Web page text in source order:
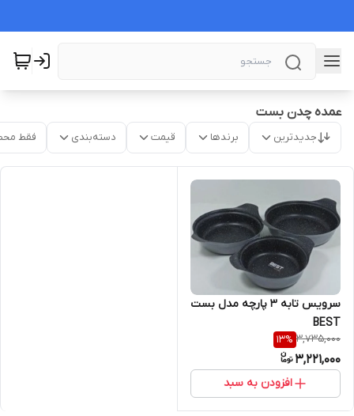
عمده چدن بست
جدیدترین برندها قیمت دسته‌بندی فقط
سرویس تابه ۳ پارچه مدل بست
BEST
3,735,000
13%
3,221,000
افزودن به سبد